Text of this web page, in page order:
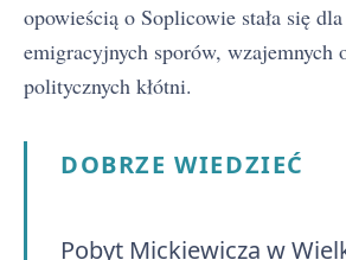
opowieścią o Soplicowie stała się
emigracyjnych sporów, wzajemnych
politycznych kłótni.
DOBRZE WIEDZIEĆ
Pobyt Mickiewicza w